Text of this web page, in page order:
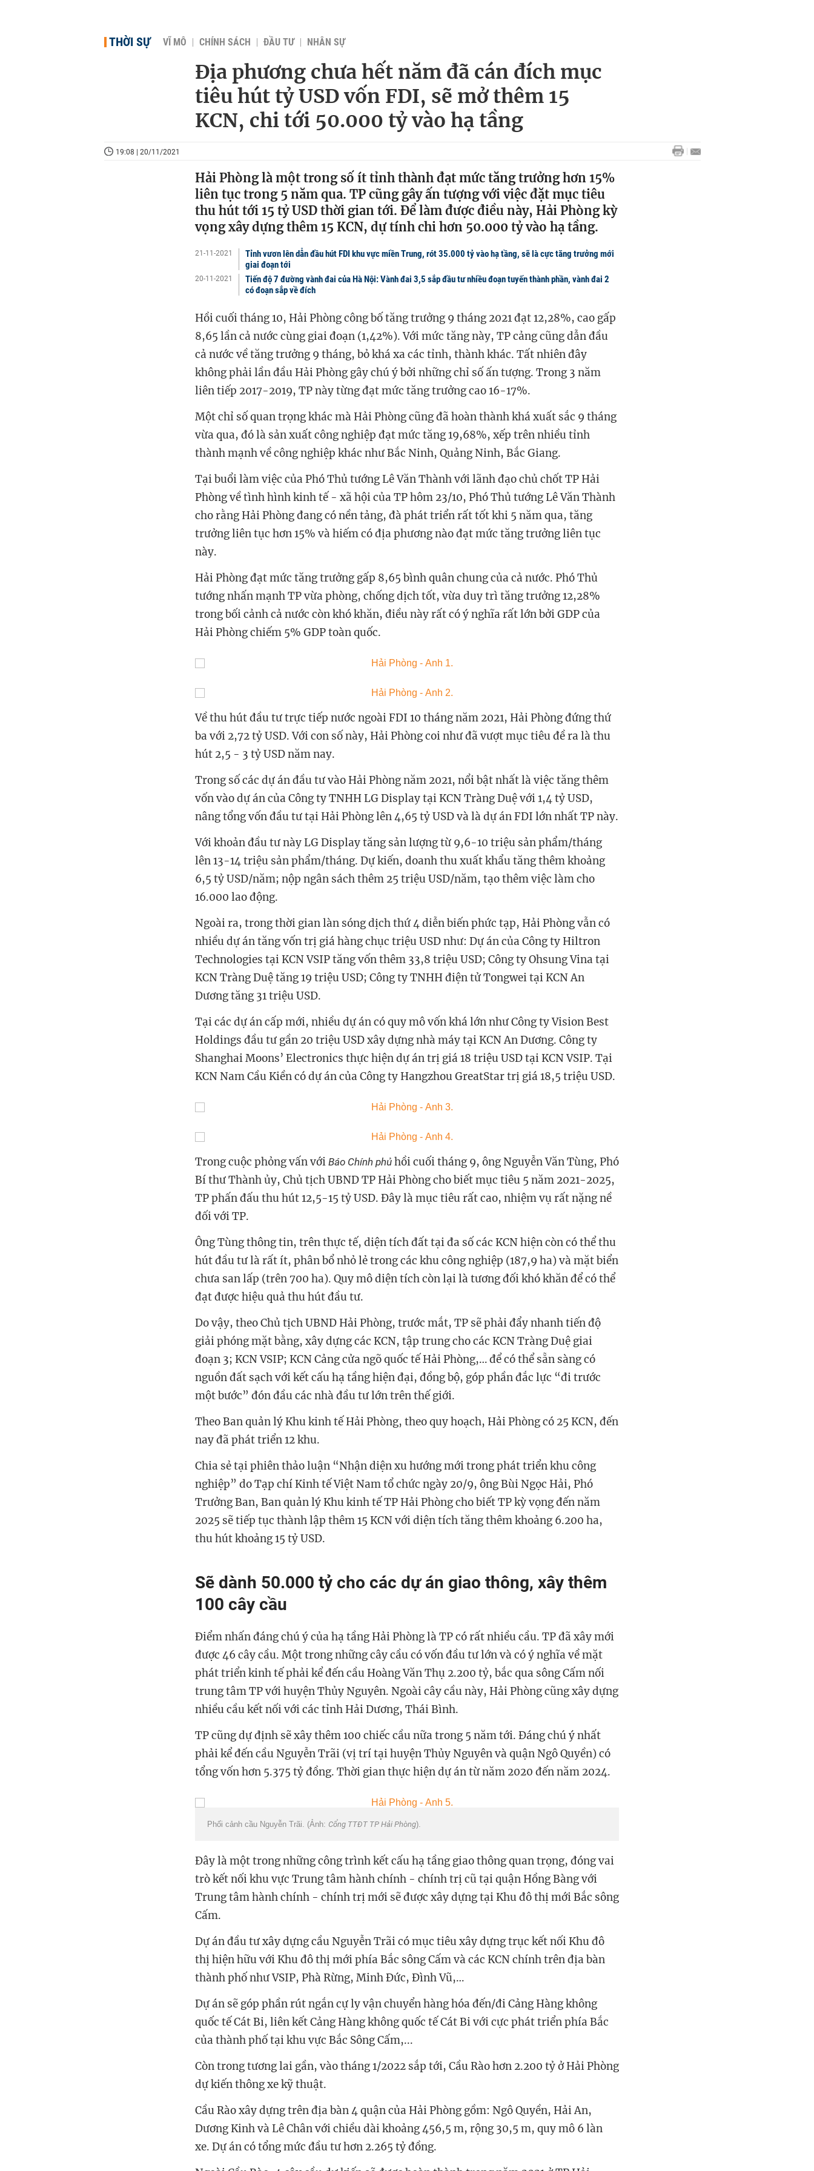
THỜI SỰ VĨ MÔ CHÍNH SÁCH ĐẦU TƯ NHÂN SỰ
Địa phương chưa hết năm đã cán đích mục
tiêu hút tỷ USD vốn FDI, sẽ mở thêm 15
KCN, chi tới 50.000 tỷ vào hạ tầng
19:08 | 20/11/2021
Hải Phòng là một trong số ít tỉnh thành đạt mức tăng trưởng hơn 15%
liên tục trong 5 năm qua. TP cũng gây ấn tượng với việc đặt mục tiêu
thu hút tới 15 tỷ USD thời gian tới. Để làm được điều này, Hải Phòng kỳ
vọng xây dựng thêm 15 KCN, dự tính chi hơn 50.000 tỷ vào hạ tầng.
21-11-2021
Tỉnh vươn lên dẫn đầu hút FDI khu vực miền Trung, rót 35.000 tỷ vào hạ tầng, sẽ là cực tăng trưởng mới
giai đoạn tới
20-11-2021
Tiến độ 7 đường vành đai của Hà Nội: Vành đai 3,5 sắp đầu tư nhiều đoạn tuyến thành phần, vành đai 2
có đoạn sắp về đích
Hồi cuối tháng 10, Hải Phòng công bố tăng trưởng 9 tháng 2021 đạt 12,28%, cao gấp
8,65 lần cả nước cùng giai đoạn (1,42%). Với mức tăng này, TP cảng cũng dẫn đầu
cả nước về tăng trưởng 9 tháng, bỏ khá xa các tỉnh, thành khác. Tất nhiên đây
không phải lần đầu Hải Phòng gây chú ý bởi những chỉ số ấn tượng. Trong 3 năm
liên tiếp 2017-2019, TP này từng đạt mức tăng trưởng cao 16-17%.
Một chỉ số quan trọng khác mà Hải Phòng cũng đã hoàn thành khá xuất sắc 9 tháng
vừa qua, đó là sản xuất công nghiệp đạt mức tăng 19,68%, xếp trên nhiều tỉnh
thành mạnh về công nghiệp khác như Bắc Ninh, Quảng Ninh, Bắc Giang.
Tại buổi làm việc của Phó Thủ tướng Lê Văn Thành với lãnh đạo chủ chốt TP Hải
Phòng về tình hình kinh tế - xã hội của TP hôm 23/10, Phó Thủ tướng Lê Văn Thành
cho rằng Hải Phòng đang có nền tảng, đà phát triển rất tốt khi 5 năm qua, tăng
trưởng liên tục hơn 15% và hiếm có địa phương nào đạt mức tăng trưởng liên tục
này.
Hải Phòng đạt mức tăng trưởng gấp 8,65 bình quân chung của cả nước. Phó Thủ
tướng nhấn mạnh TP vừa phòng, chống dịch tốt, vừa duy trì tăng trưởng 12,28%
trong bối cảnh cả nước còn khó khăn, điều này rất có ý nghĩa rất lớn bởi GDP của
Hải Phòng chiếm 5% GDP toàn quốc.
Về thu hút đầu tư trực tiếp nước ngoài FDI 10 tháng năm 2021, Hải Phòng đứng thứ
ba với 2,72 tỷ USD. Với con số này, Hải Phòng coi như đã vượt mục tiêu đề ra là thu
hút 2,5 - 3 tỷ USD năm nay.
Trong số các dự án đầu tư vào Hải Phòng năm 2021, nổi bật nhất là việc tăng thêm
vốn vào dự án của Công ty TNHH LG Display tại KCN Tràng Duệ với 1,4 tỷ USD,
nâng tổng vốn đầu tư tại Hải Phòng lên 4,65 tỷ USD và là dự án FDI lớn nhất TP này.
Với khoản đầu tư này LG Display tăng sản lượng từ 9,6-10 triệu sản phẩm/tháng
lên 13-14 triệu sản phẩm/tháng. Dự kiến, doanh thu xuất khẩu tăng thêm khoảng
6,5 tỷ USD/năm; nộp ngân sách thêm 25 triệu USD/năm, tạo thêm việc làm cho
16.000 lao động.
Ngoài ra, trong thời gian làn sóng dịch thứ 4 diễn biến phức tạp, Hải Phòng vẫn có
nhiều dự án tăng vốn trị giá hàng chục triệu USD như: Dự án của Công ty Hiltron
Technologies tại KCN VSIP tăng vốn thêm 33,8 triệu USD; Công ty Ohsung Vina tại
KCN Tràng Duệ tăng 19 triệu USD; Công ty TNHH điện tử Tongwei tại KCN An
Dương tăng 31 triệu USD.
Tại các dự án cấp mới, nhiều dự án có quy mô vốn khá lớn như Công ty Vision Best
Holdings đầu tư gần 20 triệu USD xây dựng nhà máy tại KCN An Dương. Công ty
Shanghai Moons’ Electronics thực hiện dự án trị giá 18 triệu USD tại KCN VSIP. Tại
KCN Nam Cầu Kiền có dự án của Công ty Hangzhou GreatStar trị giá 18,5 triệu USD.
Trong cuộc phỏng vấn với Báo Chính phủ hồi cuối tháng 9, ông Nguyễn Văn Tùng, Phó
Bí thư Thành ủy, Chủ tịch UBND TP Hải Phòng cho biết mục tiêu 5 năm 2021-2025,
TP phấn đấu thu hút 12,5-15 tỷ USD. Đây là mục tiêu rất cao, nhiệm vụ rất nặng nề
đối với TP.
Ông Tùng thông tin, trên thực tế, diện tích đất tại đa số các KCN hiện còn có thể thu
hút đầu tư là rất ít, phân bổ nhỏ lẻ trong các khu công nghiệp (187,9 ha) và mặt biển
chưa san lấp (trên 700 ha). Quy mô diện tích còn lại là tương đối khó khăn để có thể
đạt được hiệu quả thu hút đầu tư.
Do vậy, theo Chủ tịch UBND Hải Phòng, trước mắt, TP sẽ phải đẩy nhanh tiến độ
giải phóng mặt bằng, xây dựng các KCN, tập trung cho các KCN Tràng Duệ giai
đoạn 3; KCN VSIP; KCN Cảng cửa ngõ quốc tế Hải Phòng,… để có thể sẵn sàng có
nguồn đất sạch với kết cấu hạ tầng hiện đại, đồng bộ, góp phần đắc lực “đi trước
một bước” đón đầu các nhà đầu tư lớn trên thế giới.
Theo Ban quản lý Khu kinh tế Hải Phòng, theo quy hoạch, Hải Phòng có 25 KCN, đến
nay đã phát triển 12 khu.
Chia sẻ tại phiên thảo luận “Nhận diện xu hướng mới trong phát triển khu công
nghiệp” do Tạp chí Kinh tế Việt Nam tổ chức ngày 20/9, ông Bùi Ngọc Hải, Phó
Trưởng Ban, Ban quản lý Khu kinh tế TP Hải Phòng cho biết TP kỳ vọng đến năm
2025 sẽ tiếp tục thành lập thêm 15 KCN với diện tích tăng thêm khoảng 6.200 ha,
thu hút khoảng 15 tỷ USD.
Sẽ dành 50.000 tỷ cho các dự án giao thông, xây thêm
100 cây cầu
Điểm nhấn đáng chú ý của hạ tầng Hải Phòng là TP có rất nhiều cầu. TP đã xây mới
được 46 cây cầu. Một trong những cây cầu có vốn đầu tư lớn và có ý nghĩa về mặt
phát triển kinh tế phải kể đến cầu Hoàng Văn Thụ 2.200 tỷ, bắc qua sông Cấm nối
trung tâm TP với huyện Thủy Nguyên. Ngoài cây cầu này, Hải Phòng cũng xây dựng
nhiều cầu kết nối với các tỉnh Hải Dương, Thái Bình.
TP cũng dự định sẽ xây thêm 100 chiếc cầu nữa trong 5 năm tới. Đáng chú ý nhất
phải kể đến cầu Nguyễn Trãi (vị trí tại huyện Thủy Nguyên và quận Ngô Quyền) có
tổng vốn hơn 5.375 tỷ đồng. Thời gian thực hiện dự án từ năm 2020 đến năm 2024.
Phối cảnh cầu Nguyễn Trãi. (Ảnh: Cổng TTĐT TP Hải Phòng).
Đây là một trong những công trình kết cấu hạ tầng giao thông quan trọng, đóng vai
trò kết nối khu vực Trung tâm hành chính - chính trị cũ tại quận Hồng Bàng với
Trung tâm hành chính - chính trị mới sẽ được xây dựng tại Khu đô thị mới Bắc sông
Cấm.
Dự án đầu tư xây dựng cầu Nguyễn Trãi có mục tiêu xây dựng trục kết nối Khu đô
thị hiện hữu với Khu đô thị mới phía Bắc sông Cấm và các KCN chính trên địa bàn
thành phố như VSIP, Phà Rừng, Minh Đức, Đình Vũ,…
Dự án sẽ góp phần rút ngắn cự ly vận chuyển hàng hóa đến/đi Cảng Hàng không
quốc tế Cát Bi, liên kết Cảng Hàng không quốc tế Cát Bi với cực phát triển phía Bắc
của thành phố tại khu vực Bắc Sông Cấm,...
Còn trong tương lai gần, vào tháng 1/2022 sắp tới, Cầu Rào hơn 2.200 tỷ ở Hải Phòng
dự kiến thông xe kỹ thuật.
Cầu Rào xây dựng trên địa bàn 4 quận của Hải Phòng gồm: Ngô Quyền, Hải An,
Dương Kinh và Lê Chân với chiều dài khoảng 456,5 m, rộng 30,5 m, quy mô 6 làn
xe. Dự án có tổng mức đầu tư hơn 2.265 tỷ đồng.